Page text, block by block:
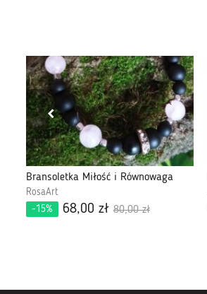
Bransoletka Miłość i Równowaga
RosaArt
-15%
68,00 zł 80,00 zł